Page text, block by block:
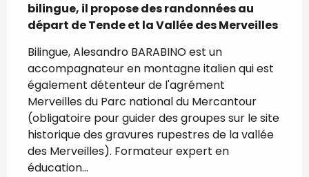
bilingue, il propose des randonnées au
départ de Tende et la Vallée des Merveilles
Bilingue, Alesandro BARABINO est un
accompagnateur en montagne italien qui est
également détenteur de l'agrément
Merveilles du Parc national du Mercantour
(obligatoire pour guider des groupes sur le site
historique des gravures rupestres de la vallée
des Merveilles). Formateur expert en
éducation...